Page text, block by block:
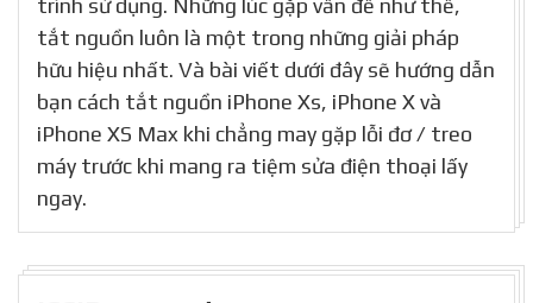
trình sử dụng. Những lúc gặp vấn đề như thế,
tắt nguồn luôn là một trong những giải pháp
hữu hiệu nhất. Và bài viết dưới đây sẽ hướng dẫn
bạn cách tắt nguồn iPhone Xs, iPhone X và
iPhone XS Max khi chẳng may gặp lỗi đơ / treo
máy trước khi mang ra tiệm sửa điện thoại lấy
ngay.